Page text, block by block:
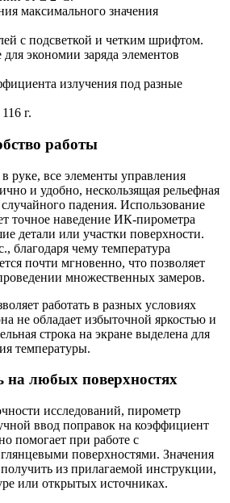
максимального значения
с подсветкой и четким шрифтом.
экономии заряда элементов
излучения под разные
г.
работы
руке, все элементы управления
и удобно, нескользящая рельефная
падения. Использование
точное наведение ИК-пирометра
детали или участки поверхности.
благодаря чему температура
почти мгновенно, что позволяет
множественных замеров.
работать в разных условиях
не обладает избыточной яркостью и
строка на экране выделена для
температуры.
на любых поверхностях
исследований, пирометр
ввод поправок на коэффициент
помогает при работе с
поверхностями. Значения
из прилагаемой инструкции,
или открытых источниках.